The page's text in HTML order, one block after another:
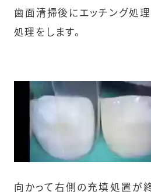
歯面清掃後にエッチング処理
処理をします。
向かって右側の充填処置が